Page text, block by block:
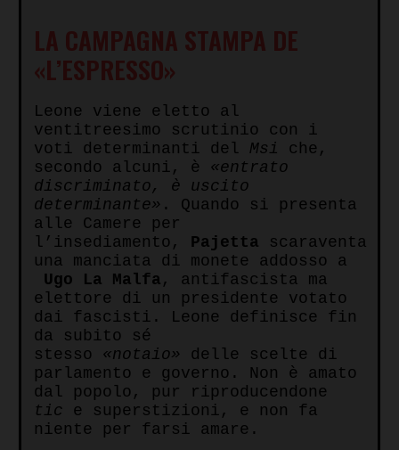
LA CAMPAGNA STAMPA DE
«L’ESPRESSO»
Leone viene eletto al
ventitreesimo scrutinio con i
voti determinanti del Msi che,
secondo alcuni, è «entrato
discriminato, è uscito
determinante» . Quando si presenta
alle Camere per
l’insediamento, Pajetta scaraventa
una manciata di monete addosso a
Ugo La Malfa , antifascista ma
elettore di un presidente votato
dai fascisti. Leone definisce fin
da subito sé
stesso «notaio» delle scelte di
parlamento e governo. Non è amato
dal popolo, pur riproducendone
tic e superstizioni, e non fa
niente per farsi amare.